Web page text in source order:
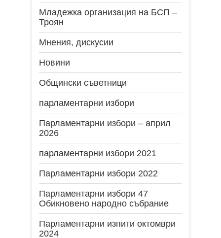
Младежка организация на БСП –
Троян
Мнения, дискусии
Новини
Общински съветници
парламентарни избори
Парламентарни избори – април
2026
парламентарни избори 2021
Парламентарни избори 2022
Парламентарни избори 47
Обикновено народно събрание
Парламентарни изпити октомври
2024